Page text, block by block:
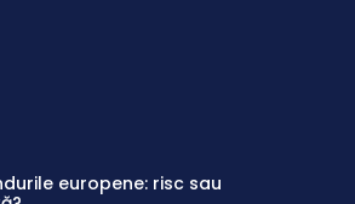
europene: risc sau